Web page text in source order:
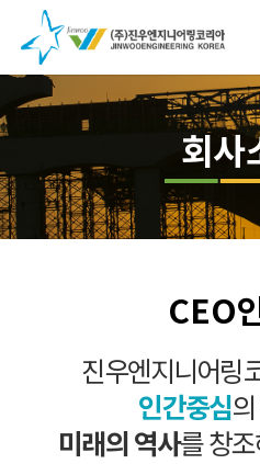
회사
CEO
진우엔지니어링
인간중심
미래의 역사를 창